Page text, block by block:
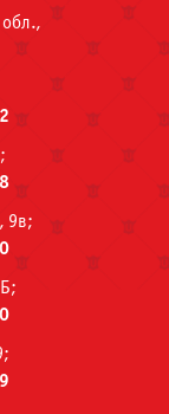
обл.,
9в;